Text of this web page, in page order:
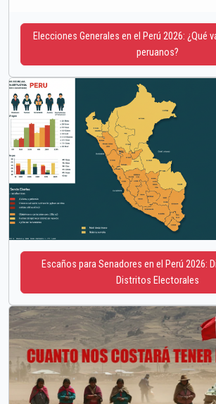
Elecciones Generales en el Perú 2026: ¿Qué
peruanos?
Escaños para Senadores en el Perú 2026:
Distritos Electorales